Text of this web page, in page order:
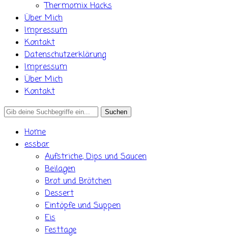
Thermomix Hacks
Über Mich
Impressum
Kontakt
Datenschutzerklärung
Impressum
Über Mich
Kontakt
Search
Home
essbar
Aufstriche, Dips und Saucen
Beilagen
Brot und Brötchen
Dessert
Eintöpfe und Suppen
Eis
Festtage